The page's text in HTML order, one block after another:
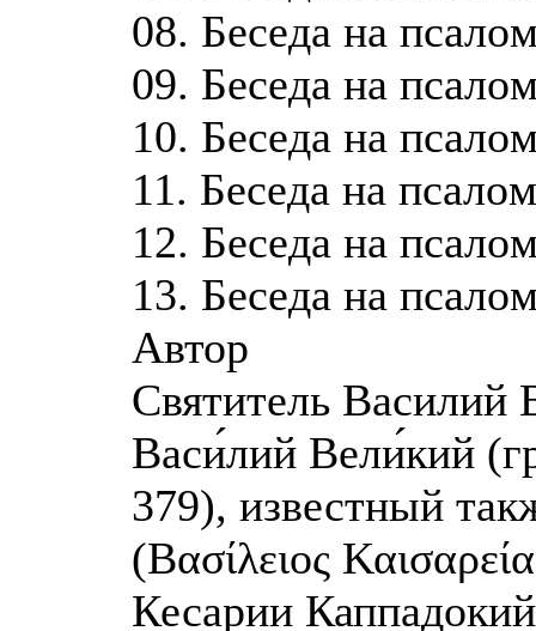
08. Бeceдa нa
09. Бeceдa нa
10. Бeceдa нa
11. Бeceдa нa
12. Бeceдa нa
13. Бeceдa нa
Автор
Святитель Василий
Васи́лий Вели́кий
379), известный
(Βασίλειος
Кесарии